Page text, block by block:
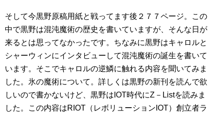
そして今黒野原稿用紙と戦ってます後２７７ページ。この
中で黒野は混沌魔術の歴史を書いていますが、そんな日が
来るとは思ってなかったです。ちなみに黒野はキャロルと
シャーウィンにインタビューして混沌魔術の誕生を書いて
います。そこでキャロルの逆鱗に触れる内容を聞いてみま
した。氷の魔術について。詳しくは黒野の新刊を読んで欲
しいので書かないけど、黒野はIOT時代にZ－Listを読みま
した。この内容はRIOT（レボリューションIOT）創立者ラ